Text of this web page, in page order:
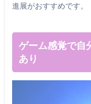
進展がおすすめです。
ゲーム感覚で自
あり